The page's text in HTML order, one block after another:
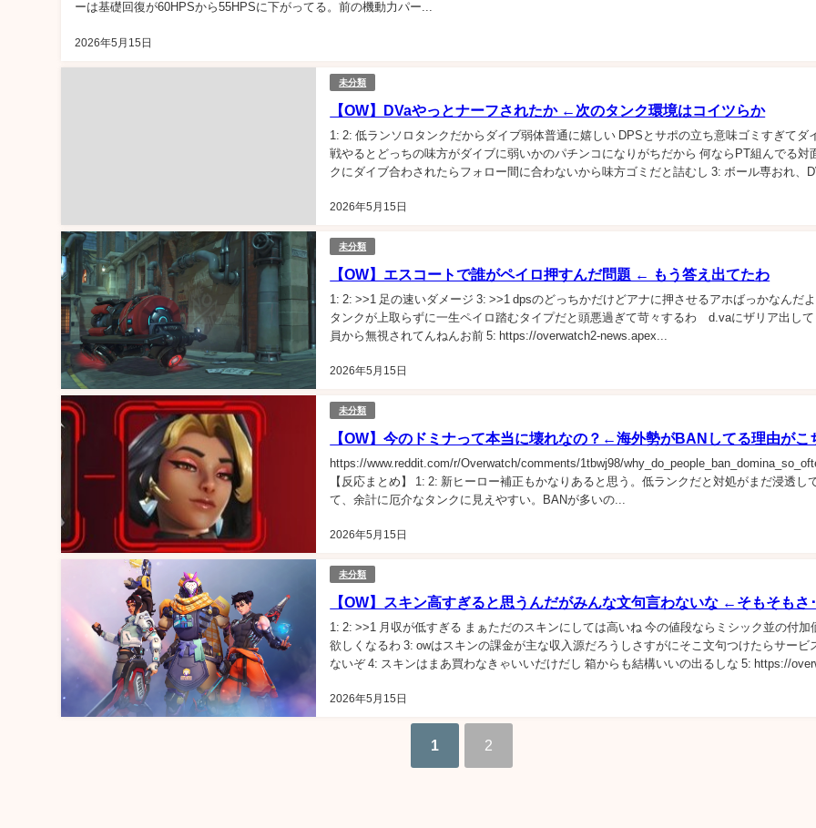
2026年5月15日
ーは基礎回復が60HPSから55HPSに下がってる。前の機動力パー...
未分類
【OW】DVaやっとナーフされたか ←次のタンク環境はコイツらか
2026年5月15日
1: 2: 低ランソロタンクだからダイブ弱体普通に嬉しい DPSとサポの立ち意味ゴミすぎてダ
戦やるとどっちの味方がダイブに弱いかのパチンコになりがちだから 何ならPT組んでる対
クにダイブ合わされたらフォロー間に合わないから味方ゴミだと詰むし 3: ボール専おれ、
未分類
【OW】エスコートで誰がペイロ押すんだ問題 ← もう答え出てたわ
2026年5月15日
1: 2: >>1 足の速いダメージ 3: >>1 dpsのどっちかだけどアナに押させるアホばっかなんだ
タンクが上取らずに一生ペイロ踏むタイプだと頭悪過ぎて苛々するわ d.vaにザリア出して
員から無視されてんねんお前 5: https://overwatch2-news.apex...
未分類
【OW】今のドミナって本当に壊れなの？←海外勢がBANしてる理由がこ
2026年5月15日
https://www.reddit.com/r/Overwatch/comments/1tbwj98/
【反応まとめ】 1: 2: 新ヒーロー補正もかなりあると思う。低ランクだと対処がまだ浸透し
て、余計に厄介なタンクに見えやすい。BANが多いの...
未分類
【OW】スキン高すぎると思うんだがみんな文句言わないな ←そもそもさ
2026年5月15日
1: 2: >>1 月収が低すぎる まぁただのスキンにしては高いね 今の値段ならミシック並の付加
欲しくなるわ 3: owはスキンの課金が主な収入源だろうしさすがにそこ文句つけたらサービ
ないぞ 4: スキンはまあ買わなきゃいいだけだし 箱からも結構いいの出るしな 5: https://
1 2